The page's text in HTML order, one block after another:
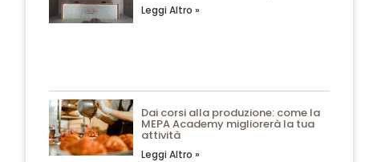
Leggi Altro »
Dai corsi alla produzione: come la
MEPA Academy migliorerà la tua
attività
Leggi Altro »